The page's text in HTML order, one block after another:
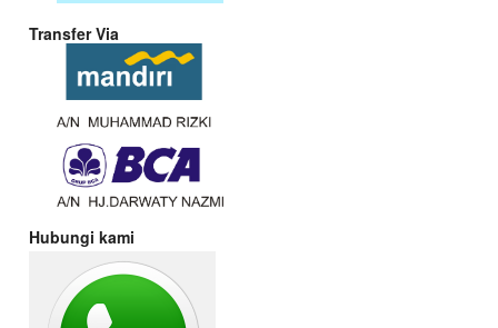
Transfer Via
Hubungi kami